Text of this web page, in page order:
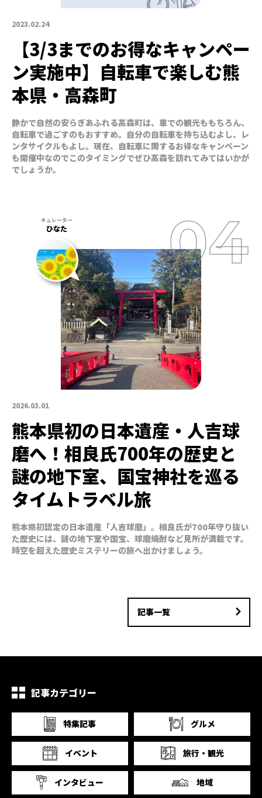
2023.02.24
【3/3までのお得なキャンペー
ン実施中】自転車で楽しむ熊
本県・高森町
静かで自然の安らぎあふれる高森町は、車での観光ももちろん、
自転車で過ごすのもおすすめ。自分の自転車を持ち込むよし、レ
ンタサイクルもよし。現在、自転車に関するお得なキャンペーン
も開催中なのでこのタイミングでぜひ高森を訪れてみてはいかが
でしょうか。
2026.03.01
ひなた
熊本県初の日本遺産・人吉球
磨へ！相良氏700年の歴史と
謎の地下室、国宝神社を巡る
タイムトラベル旅
熊本県初認定の日本遺産「人吉球磨」。相良氏が700年守り抜い
た歴史には、謎の地下室や国宝、球磨焼酎など見所が満載です。
時空を超えた歴史ミステリーの旅へ出かけましょう。
記事一覧
記事カテゴリー
特集記事 グルメ
イベント 旅行・観光
インタビュー 地域